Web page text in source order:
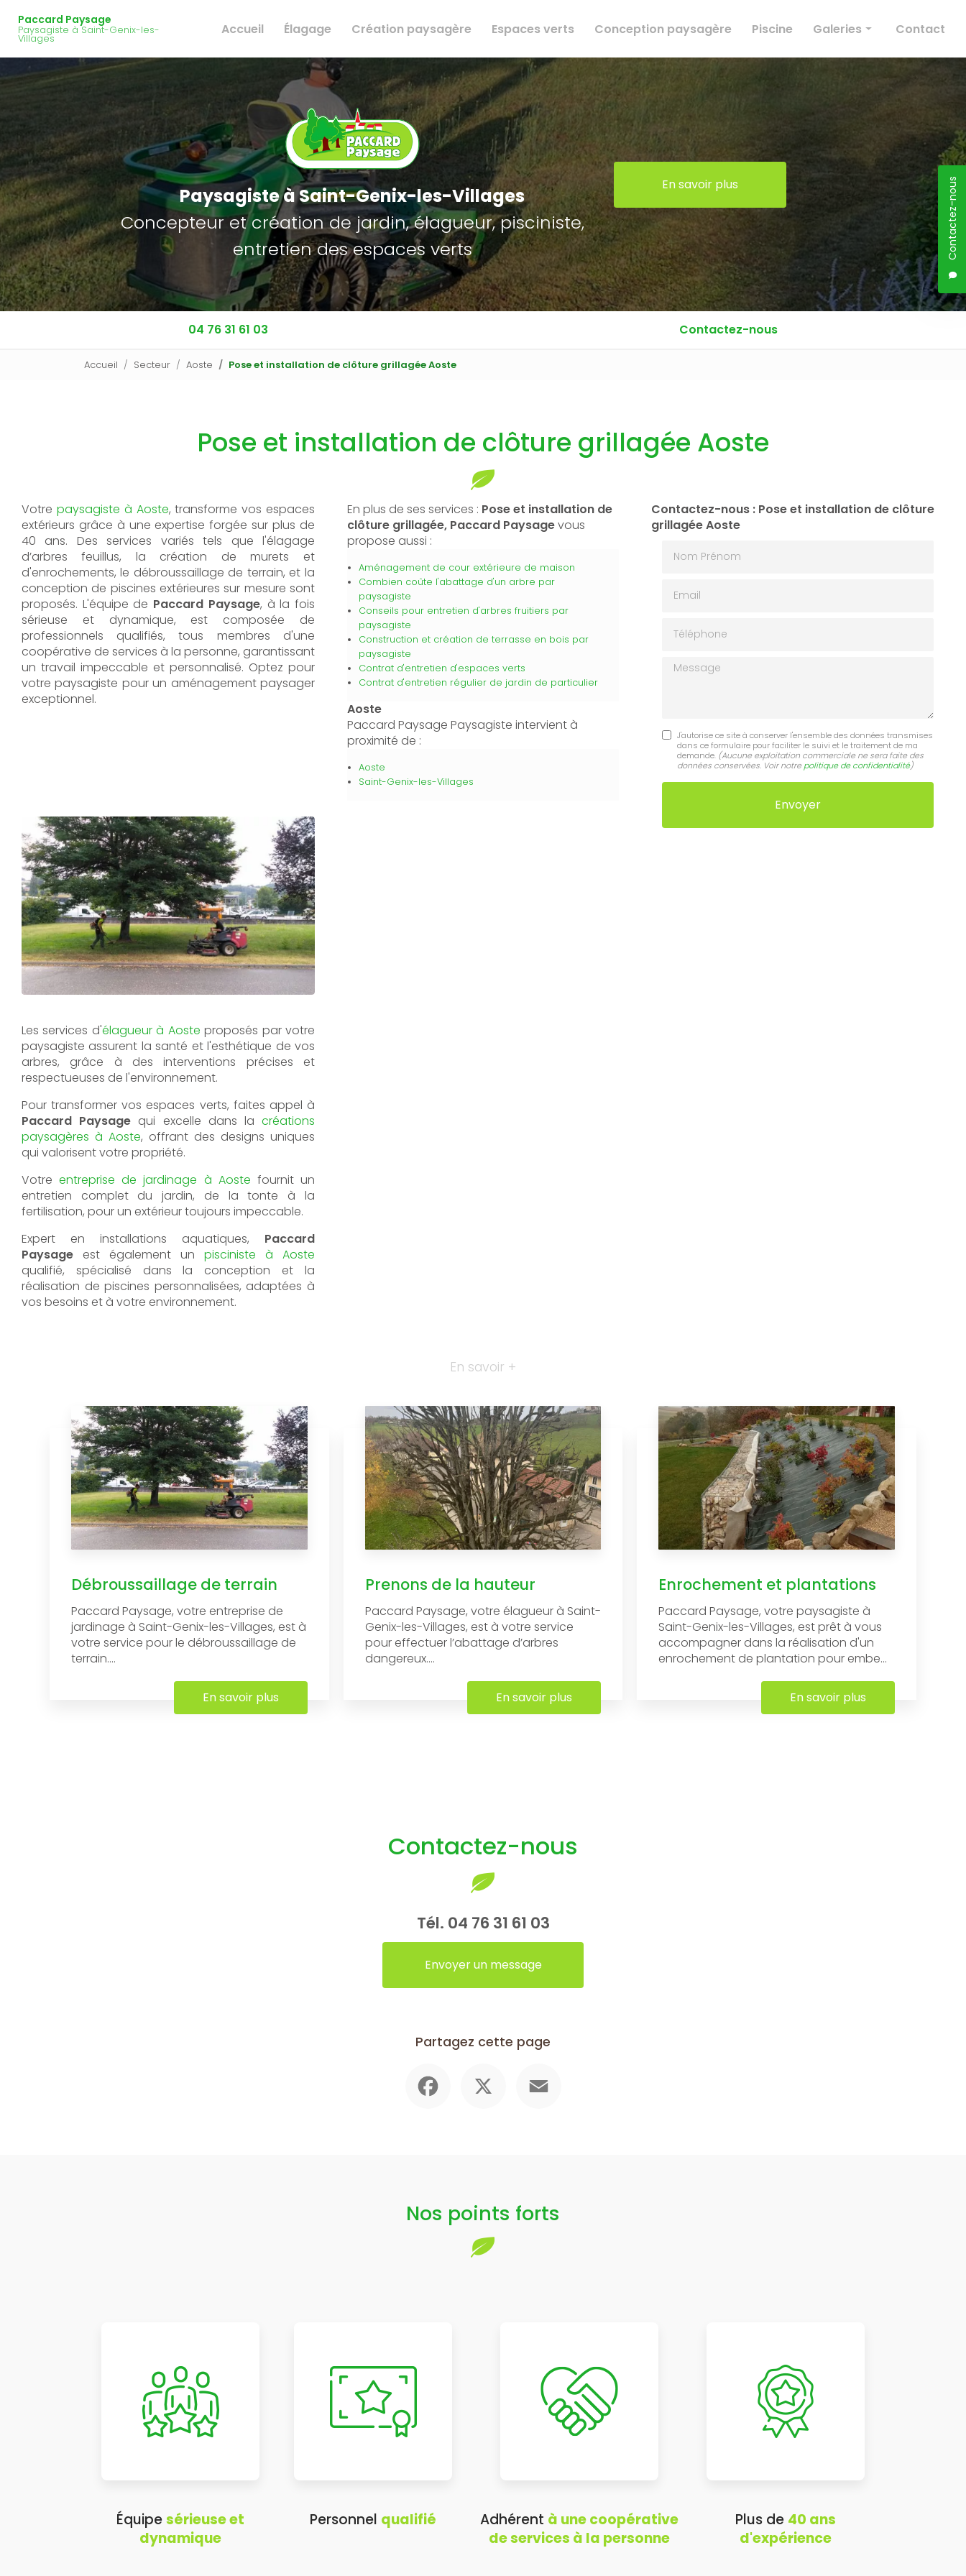
contenu
principal
Paccard Paysage
Paysagiste à Saint-Genix-les-
Villages
Contactez-nous
Accueil
Élagage Création paysagère Espaces verts Conception paysagère Piscine Galeries
Élagage
Entretien des espaces verts
Conception paysagère
Piscine
Contact
Paysagisteà Saint-Genix-les-Villages
Concepteur et création de jardin, élagueur, pisciniste,
entretien des espaces verts
En savoir plus
04 76 31 61 03 Contactez-nous
Accueil Secteur Aoste Pose et installation de clôture grillagée Aoste
Pose et installation de clôture grillagée Aoste
Votre paysagiste à Aoste, transforme vos espaces
extérieurs grâce à une expertise forgée sur plus de
40 ans. Des services variés tels que l'élagage
d’arbres feuillus, la création de murets et
d'enrochements, le débroussaillage de terrain, et la
conception de piscines extérieures sur mesure sont
proposés. L'équipe de Paccard Paysage, à la fois
sérieuse et dynamique, est composée de
professionnels qualifiés, tous membres d'une
coopérative de services à la personne, garantissant
un travail impeccable et personnalisé. Optez pour
votre paysagiste pour un aménagement paysager
exceptionnel.
Les services d'élagueur à Aoste proposés par votre
paysagiste assurent la santé et l'esthétique de vos
arbres, grâce à des interventions précises et
respectueuses de l'environnement.
Pour transformer vos espaces verts, faites appel à
Paccard Paysage qui excelle dans la créations
paysagères à Aoste, offrant des designs uniques
qui valorisent votre propriété.
Votreentreprise de jardinage à Aoste fournit un
entretien complet du jardin, de la tonte à la
fertilisation, pour un extérieur toujours impeccable.
Expert en installations aquatiques, Paccard
Paysage est également un pisciniste à Aoste
qualifié, spécialisé dans la conception et la
réalisation de piscines personnalisées, adaptées à
vos besoins et à votre environnement.
En plus de ses services : Pose et installation de
clôture grillagée, Paccard Paysagevous
propose aussi :
Aménagement de cour extérieure de maison
Combien coûte l'abattage d'un arbre par
paysagiste
Conseils pour entretien d'arbres fruitiers par
paysagiste
Construction et création de terrasse en bois par
paysagiste
Contrat d'entretien d'espaces verts
Contrat d'entretien régulier de jardin de particulier
Aoste
Paccard Paysage Paysagiste intervient à
proximité de :
Aoste
Saint-Genix-les-Villages
Contactez-nous : Pose et installation de clôture
grillagée Aoste
Message
J'autorise ce site à conserver l'ensemble des données transmises
dans ce formulaire pour faciliter le suivi et le traitement de ma
demande. (Aucune exploitation commerciale ne sera faite des
données conservées. Voir notre politique de confidentialité)
En savoir +
Débroussaillage de terrain
Paccard Paysage, votre entreprise de
jardinage à Saint-Genix-les-Villages, est à
votre service pour le débroussaillage de
terrain....
En savoir plus
Prenons de la hauteur
Paccard Paysage, votre élagueur à Saint-
Genix-les-Villages, est à votre service
pour effectuer l’abattage d’arbres
dangereux....
En savoir plus
Enrochement et plantations
Paccard Paysage, votre paysagiste à
Saint-Genix-les-Villages, est prêt à vous
accompagner dans la réalisation d'un
enrochement de plantation pour embe...
En savoir plus
Contactez-nous
Tél. 04 76 31 61 03
Envoyer un message
Partagez cette page
Nos points forts
Équipesérieuse et
dynamique
Personnel qualifié Adhérent à une coopérative
de services à la personne
Plus de 40 ans
d'expérience